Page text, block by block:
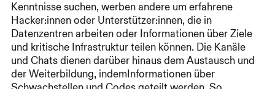
Kenntnisse suchen, werben andere um erfahrene
Hacker:innen oder Unterstützer:innen, die in
Datenzentren arbeiten oder Informationen über Ziele
und kritische Infrastruktur teilen können. Die Kanäle
und Chats dienen darüber hinaus dem Austausch und
der Weiterbildung, indemInformationen über